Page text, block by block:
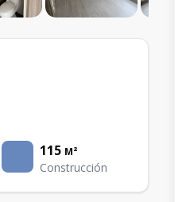
115 M²
Construcción